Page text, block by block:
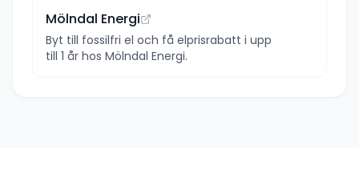
Mölndal Energi
Byt till fossilfri el och få elprisrabatt i upp
till 1 år hos Mölndal Energi.